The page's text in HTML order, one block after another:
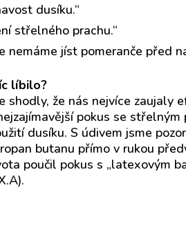
dusíku.“
střelného prachu.“
nemáme jíst pomeranče před
líbilo?
shodly, že nás nejvíce zaujaly
pokus se
dusíku. S údivem jsme
butanu přímo v rukou
poučil pokus s „latexovým